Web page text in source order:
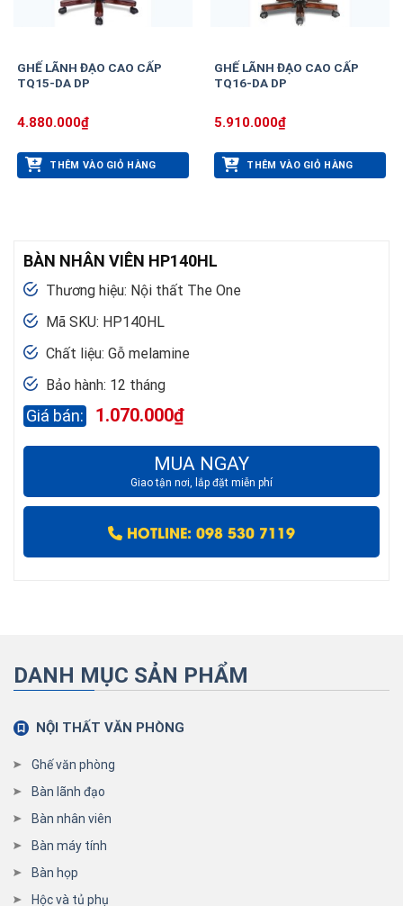
GHẾ LÃNH ĐẠO CAO CẤP
TQ15-DA DP
4.880.000₫
THÊM VÀO GIỎ HÀNG
GHẾ LÃNH ĐẠO CAO CẤP
TQ16-DA DP
5.910.000₫
THÊM VÀO GIỎ HÀNG
BÀN NHÂN VIÊN HP140HL
Thương hiệu: Nội thất The One
Mã SKU: HP140HL
Chất liệu: Gỗ melamine
Bảo hành: 12 tháng
1.070.000₫
MUA NGAY
Giao tận nơi, lắp đặt miễn phí
HOTLINE: 098 530 7119
DANH MỤC SẢN PHẨM
NỘI THẤT VĂN PHÒNG
Ghế văn phòng
Bàn lãnh đạo
Bàn nhân viên
Bàn máy tính
Bàn họp
Hộc và tủ phụ